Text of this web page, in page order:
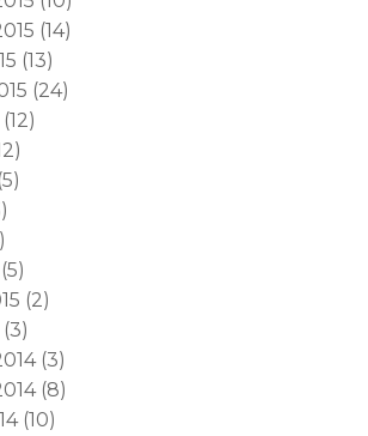
(14)
(13)
(24)
(12)
(5)
(5)
(2)
(3)
(3)
(8)
(10)